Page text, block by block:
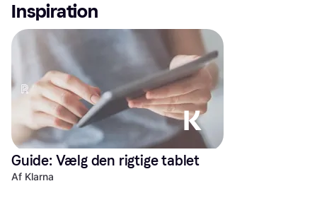
Inspiration
Guide: Vælg den rigtige tablet
Af Klarna